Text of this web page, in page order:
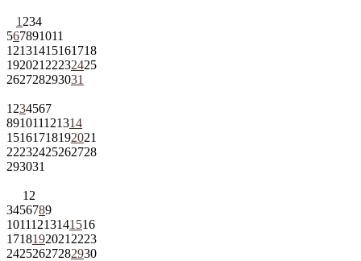
1 234
567891011
12131415161718
192021 22232425
262728293031
1 234567
891011121314
15161718192021
22232425262728
293031
1 2
3456789
10111213141516
1718192021 2223
24252627282930